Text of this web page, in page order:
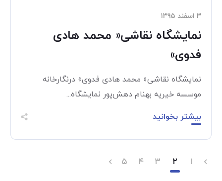
۳ اسفند ۱۳۹۵
نمایشگاه نقاشی« محمد هادی
فدوی»
نمایشگاه نقاشی« محمد هادی فدوی» درنگارخانه
موسسه خیریه بهنام دهش‌پور نمایشگاه...
بیشتر بخوانید
۱ ۲ ۳ ۴ ۵